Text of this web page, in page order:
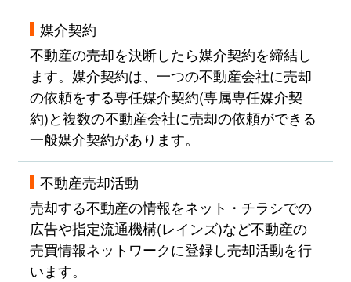
媒介契約
不動産の売却を決断したら媒介契約を締結し
ます。媒介契約は、一つの不動産会社に売却
の依頼をする専任媒介契約(専属専任媒介契
約)と複数の不動産会社に売却の依頼ができる
一般媒介契約があります。
不動産売却活動
売却する不動産の情報をネット・チラシでの
広告や指定流通機構(レインズ)など不動産の
売買情報ネットワークに登録し売却活動を行
います。